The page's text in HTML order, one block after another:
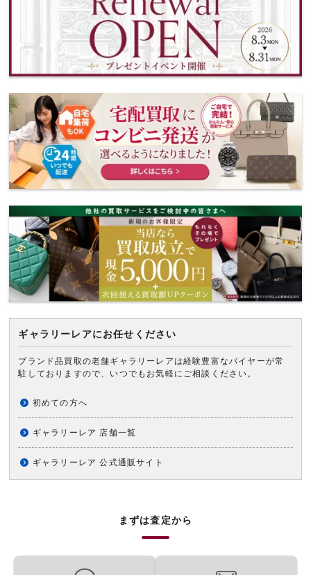
ギャラリーレアにお任せください
ブランド品買取の老舗ギャラリーレアは経験豊富なバイヤーが常
駐しておりますので、いつでもお気軽にご相談ください。
初めての方へ
ギャラリーレア 店舗一覧
ギャラリーレア 公式通販サイト
まずは査定から